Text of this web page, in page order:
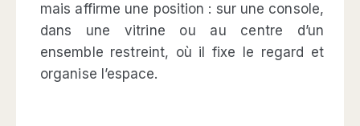
mais affirme une position : sur une console,
dans une vitrine ou au centre d’un
ensemble restreint, où il fixe le regard et
organise l’espace.